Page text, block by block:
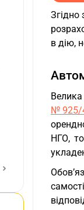
Згідно
в дію,
№925/
НГО,